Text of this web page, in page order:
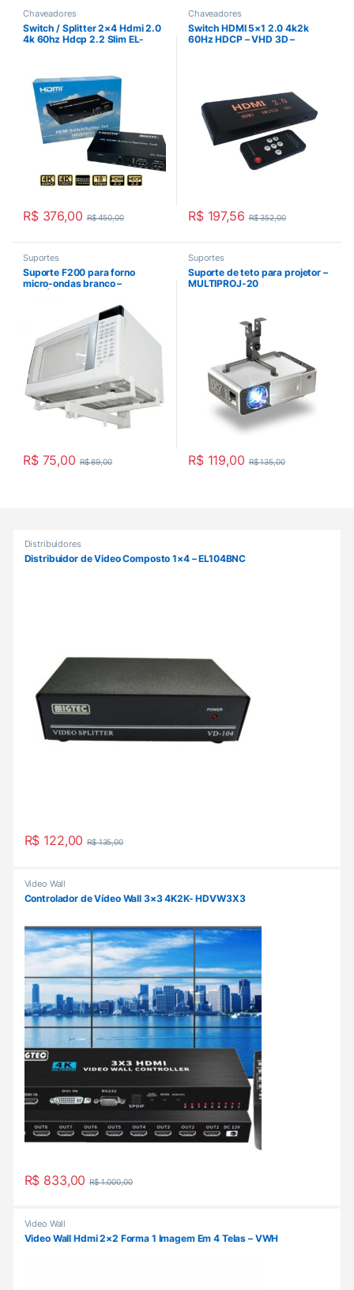
Chaveadores
Switch / Splitter 2×4 Hdmi 2.0
4k 60hz Hdcp 2.2 Slim EL-
R$376,00 R$450,00
Chaveadores
Switch HDMI 5×1 2.0 4k2k
60Hz HDCP – VHD 3D –
R$197,56 R$352,00
Suportes
Suporte F200 para forno
micro-ondas branco –
R$75,00 R$89,00
Suportes
Suporte de teto para projetor –
MULTIPROJ-20
R$119,00 R$135,00
Products Grid
Distribuidores
Distribuidor de Video Composto 1×4 – EL104BNC
R$ 122,00 R$135,00
Video Wall
Controlador de Vídeo Wall 3×3 4K2K- HDVW3X3
R$ 833,00 R$1.000,00
Video Wall
Video Wall Hdmi 2×2 Forma 1 Imagem Em 4 Telas – VWH